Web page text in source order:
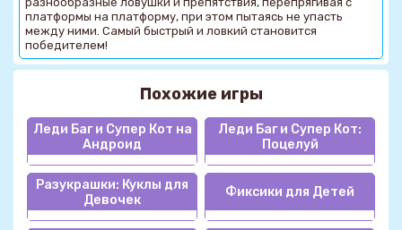
платформы на платформу, при этом пытаясь не упасть
между ними. Самый быстрый и ловкий становится
победителем!
Похожие игры
Леди Баг и Супер Кот на
Андроид
Леди Баг и Супер Кот:
Поцелуй
Разукрашки: Куклы для
Девочек
Фиксики для Детей